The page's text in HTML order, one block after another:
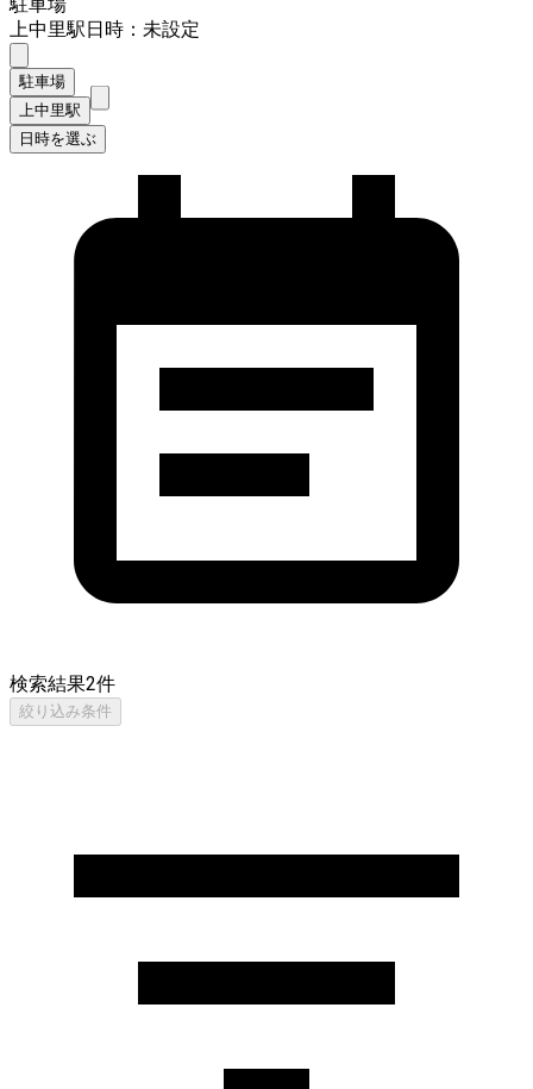
上中里駅日時：未設定
駐車場
上中里駅
日時を選ぶ
検索結果2件
絞り込み条件